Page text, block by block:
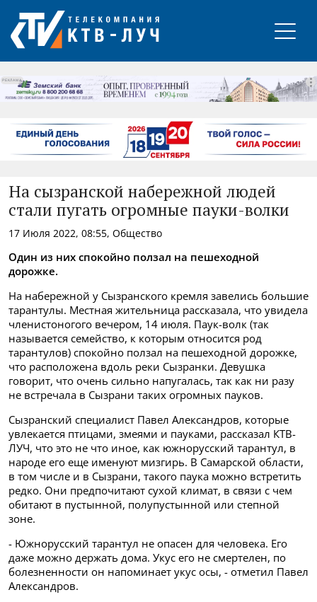
РЕКЛАМА
На сызранской набережной людей
стали пугать огромные пауки-волки
17 Июля 2022, 08:55, Общество
Один из них спокойно ползал на пешеходной
дорожке.
На набережной у Сызранского кремля завелись большие
тарантулы. Местная жительница рассказала, что увидела
членистоногого вечером, 14 июля. Паук-волк (так
называется семейство, к которым относится род
тарантулов) спокойно ползал на пешеходной дорожке,
что расположена вдоль реки Сызранки. Девушка
говорит, что очень сильно напугалась, так как ни разу
не встречала в Сызрани таких огромных пауков.
Сызранский специалист Павел Александров, которые
увлекается птицами, змеями и пауками, рассказал КТВ-
ЛУЧ, что это не что иное, как южнорусский тарантул, в
народе его еще именуют мизгирь. В Самарской области,
в том числе и в Сызрани, такого паука можно встретить
редко. Они предпочитают сухой климат, в связи с чем
обитают в пустынной, полупустынной или степной
зоне.
- Южнорусский тарантул не опасен для человека. Его
даже можно держать дома. Укус его не смертелен, по
болезненности он напоминает укус осы, - отметил Павел
Александров.